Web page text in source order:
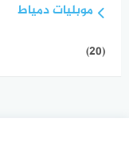
موبليات دمياط
(20)